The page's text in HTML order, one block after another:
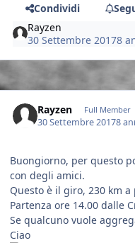
Condividi
Rayzen
30 Settembre 20178
Rayzen Full Member
30 Settembre 20178
Buongiorno, per questo
con degli amici.
Questo è il giro, 230 km a
Partenza ore 14.00 dalle
Se qualcuno vuole
Ciao